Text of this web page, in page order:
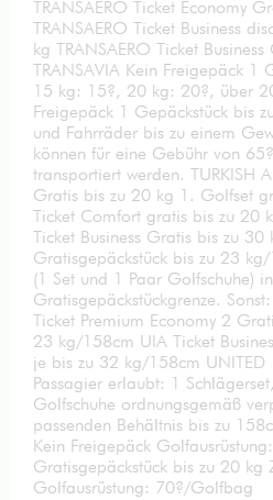
TRANSAERO Ticket Economy
TRANSAERO Ticket Business
kg TRANSAERO Ticket
TRANSAVIA Kein Freigepäck 1
15 kg: 15?, 20 kg: 20?, über
Freigepäck 1 Gepäckstück bis
und Fahrräder bis zu einem
können für eine Gebühr von
transportiert werden. TURKISH
Gratis bis zu 20 kg 1. Golfset
Ticket Comfort gratis bis zu 20
Ticket Business Gratis bis zu 30
Gratisgepäckstück bis zu 23
(1 Set und 1 Paar Golfschuhe)
Gratisgepäckstückgrenze.
Ticket Premium Economy 2
23 kg/158cm UIA Ticket
je bis zu 32 kg/158cm UNITED
Passagier erlaubt: 1
Golfschuhe ordnungsgemäß
passenden Behältnis bis zu
Kein Freigepäck
Gratisgepäckstück bis zu 20 kg
Golfausrüstung: 70?/Golfbag